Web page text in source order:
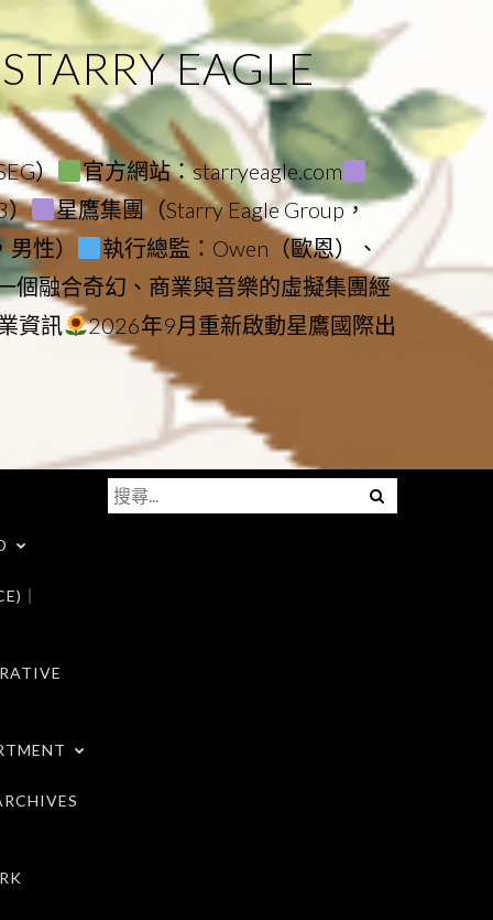
EAGLE
）
官方網站：starryeagle.com
）
星鷹集團（Starry Eagle Group，
性）
執行總監：Owen（歐恩）、
個融合奇幻、商業與音樂的虛擬集團經
資訊
2026年9月重新啟動星鷹國際出
｜
Menu
搜
尋